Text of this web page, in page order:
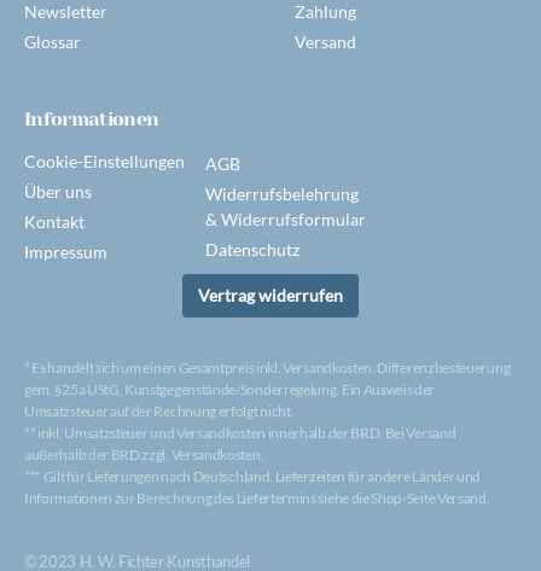
Newsletter
Glossar
Zahlung
Versand
Informationen
Cookie-Einstellungen
Über uns
Kontakt
Impressum
AGB
Widerrufsbelehrung
& Widerrufsformular
Datenschutz
Vertrag widerrufen
© 2023 H. W. Fichter Kunsthandel
* Es handelt sich um einen Gesamtpreis inkl. Versandkosten. Differenzbesteuerung
gem. §25a UStG, Kunstgegenstände/Sonderregelung. Ein Ausweis der
Umsatzsteuer auf der Rechnung erfolgt nicht.
** inkl. Umsatzsteuer und Versandkosten innerhalb der BRD. Bei Versand
außerhalb der BRD zzgl. Versandkosten.
*** Gilt für Lieferungen nach Deutschland. Lieferzeiten für andere Länder und
Informationen zur Berechnung des Liefertermins siehe die Shop-Seite Versand.